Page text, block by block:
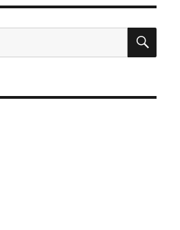
편 김호철,노래 노노단,전노협2
호철,노래 박은영,박은영1집
철,노래 꽃다지,노가공1995)
노래 합창,노동의소리2006)
검